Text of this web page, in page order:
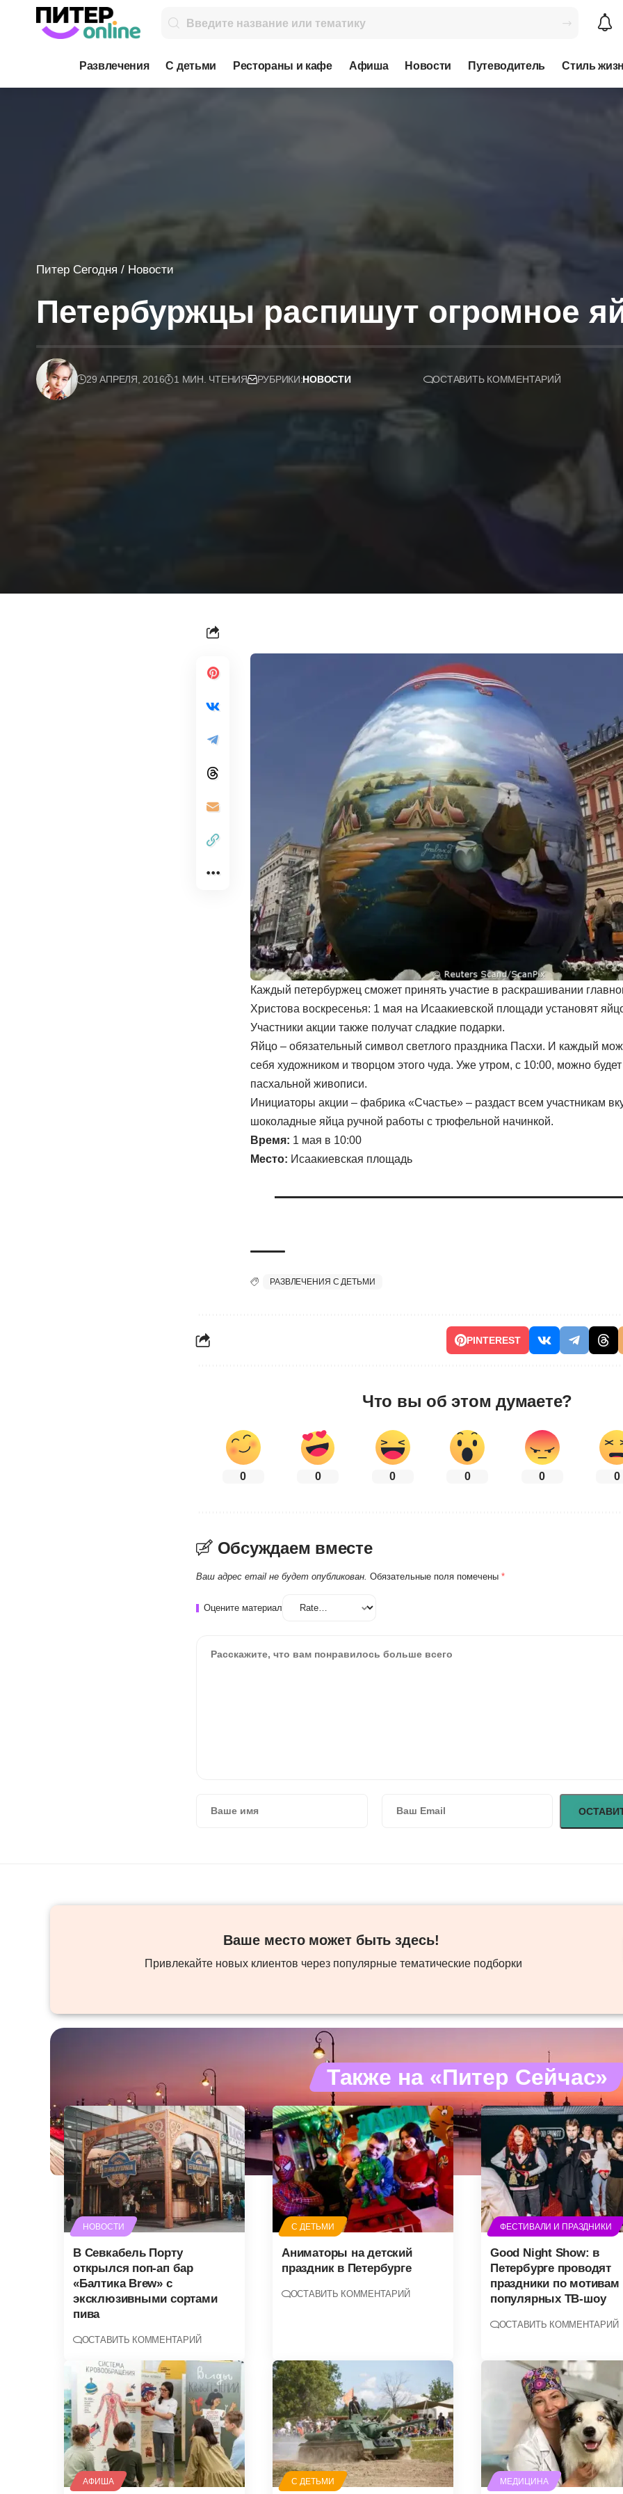
Развлечения С детьми Рестораны и кафе Афиша Новости Путеводитель Стиль
Питер Сегодня / Новости
Петербуржцы распишут огромное
29 АПРЕЛЯ, 2016 1 МИН. ЧТЕНИЯ РУБРИКИ:НОВОСТИ ОСТАВИТЬ КОММЕНТАРИЙ
Каждый петербуржец сможет принять участие в раскрашивании
Христова воскресенья: 1 мая на Исаакиевской площади установят
Участники акции также получат сладкие подарки.
Яйцо – обязательный символ светлого праздника Пасхи. И каждый
себя художником и творцом этого чуда. Уже утром, с 10:00, можно
пасхальной живописи.
Инициаторы акции – фабрика «Счастье» – раздаст всем участникам
шоколадные яйца ручной работы с трюфельной начинкой.
Время: 1 мая в 10:00
Место: Исаакиевская площадь
РАЗВЛЕЧЕНИЯ С ДЕТЬМИ
PINTEREST
Что вы об этом думаете?
0 0 0 0 0 0
Обсуждаем вместе
Ваш адрес email не будет опубликован. Обязательные поля помечены *
Оцените материал
Ваше место может быть здесь! ​
Привлекайте новых клиентов через популярные тематические подборки
Также на «Питер Сейчас»
НОВОСТИ
В Севкабель Порту
открылся поп-ап бар
«Балтика Brew» с
эксклюзивными сортами
пива
ОСТАВИТЬ КОММЕНТАРИЙ
С ДЕТЬМИ
Аниматоры на детский
праздник в Петербурге
ОСТАВИТЬ КОММЕНТАРИЙ
ФЕСТИВАЛИ И ПРАЗДНИКИ
Good Night Show: в
Петербурге проводят
праздники по мотивам
популярных ТВ-шоу
ОСТАВИТЬ КОММЕНТАРИЙ
АФИША С ДЕТЬМИ МЕДИЦИНА